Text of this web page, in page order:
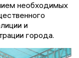
необходимых
и
города.